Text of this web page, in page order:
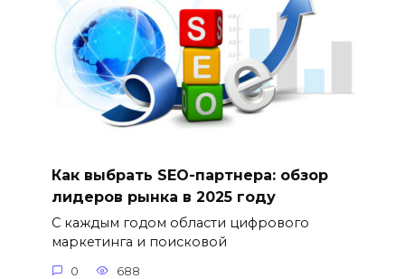
Как выбрать SEO-партнера: обзор
лидеров рынка в 2025 году
С каждым годом области цифрового
маркетинга и поисковой
0 688